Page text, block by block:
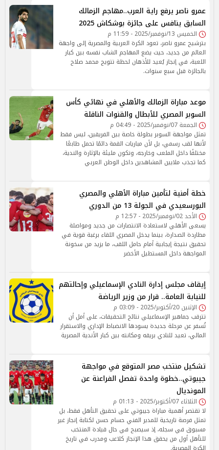
عمرو ناصر يرفع راية العرب..مهاجم الزمالك
السابق ينافس على جائزة بوشكاش 2025
الخميس 13/نوفمبر/2025 - 11:59 م
بترشيح عمرو ناصر، تعود الكرة العربية والمصرية إلى واجهة
العالم من جديد، حيث يضع المهاجم الشاب نفسه بين كبار
اللعبة، في إنجاز يُعيد للأذهان لحظة تتويج محمد صلاح
بالجائزة قبل سبع سنوات.
موعد مباراة الزمالك والأهلي في نهائي كأس
السوبر المصري للأبطال والقنوات الناقلة
الجمعة 07/نوفمبر/2025 - 04:49 م
تمثل مواجهة السوبر بطولة خاصة بين الفريقين، ليس فقط
لأنها لقب رسمي، بل لأن مباريات القمة دائمًا تحمل طابعًا
مختلفًا داخل الملعب وخارجه، وتكون مليئة بالإثارة والندية،
كما تجذب ملايين المشاهدين داخل الوطن العربي
خطة أمنية لتأمين مباراة الأهلي والمصري
البورسعيدي في الجولة 13 من الدوري
الأحد 02/نوفمبر/2025 - 12:57 م
يسعى الأهلي لاستعادة الانتصارات من جديد ومواصلة
مطاردة الصدارة، بينما يدخل المصري اللقاء برغبة قوية في
تحقيق نتيجة إيجابية أمام حامل اللقب، ما يزيد من سخونة
المواجهة داخل المستطيل الأخضر
إيقاف مجلس إدارة النادي الإسماعيلي وإحالتهم
للنيابة العامة.. قرار من وزير الرياضة
الإثنين 20/أكتوبر/2025 - 03:09 م
تترقب جماهير الإسماعيلي نتائج التحقيقات، على أمل أن
تُسفر عن مرحلة جديدة يسودها الانضباط الإداري والاستقرار
المالي، تعيد للنادي بريقه ومكانته بين كبار الأندية المصرية
تشكيل منتخب مصر المتوقع في مواجهة
جيبوتي..خطوة واحدة تفصل الفراعنة عن
المونديال
الثلاثاء 07/أكتوبر/2025 - 01:13 م
لا تقتصر أهمية مباراة جيبوتي على تحقيق التأهل فقط، بل
تمثل فرصة تاريخية للمدير الفني حسام حسن لكتابة إنجاز غير
مسبوق في سجله، إذ سيصبح في حال قيادة المنتخب
للتأهل أول من يحقق هذا الإنجاز كلاعب ومدرب في تاريخ